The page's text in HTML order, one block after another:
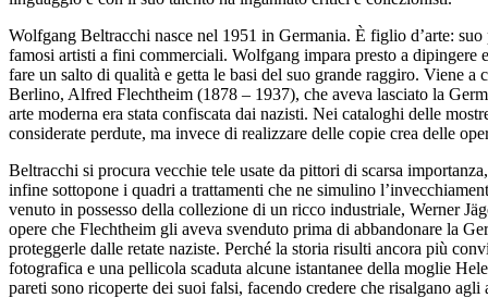
Wolfgang Beltracchi nasce nel 1951 in Germania. È figlio d’arte:
famosi artisti a fini commerciali. Wolfgang impara presto a dipingere
fare un salto di qualità e getta le basi del suo grande raggiro. Viene a
Berlino, Alfred Flechtheim (1878 – 1937), che aveva lasciato la
arte moderna era stata confiscata dai nazisti. Nei cataloghi delle
considerate perdute, ma invece di realizzare delle copie crea delle
Beltracchi si procura vecchie tele usate da pittori di scarsa
infine sottopone i quadri a trattamenti che ne simulino
venuto in possesso della collezione di un ricco industriale, Werner
opere che Flechtheim gli aveva svenduto prima di abbandonare la
proteggerle dalle retate naziste. Perché la storia risulti ancora più
fotografica e una pellicola scaduta alcune istantanee della moglie
pareti sono ricoperte dei suoi falsi, facendo credere che risalgano